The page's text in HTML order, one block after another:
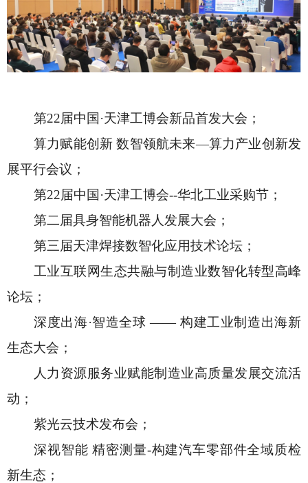
第22届中国·天津工博会新品首发大会；
算力赋能创新 数智领航未来—算力产业创新发
展平行会议；
第22届中国·天津工博会--华北工业采购节；
第二届具身智能机器人发展大会；
第三届天津焊接数智化应用技术论坛；
工业互联网生态共融与制造业数智化转型高峰
论坛；
深度出海·智造全球 —— 构建工业制造出海新
生态大会；
人力资源服务业赋能制造业高质量发展交流活
动；
紫光云技术发布会；
深视智能 精密测量-构建汽车零部件全域质检
新生态；